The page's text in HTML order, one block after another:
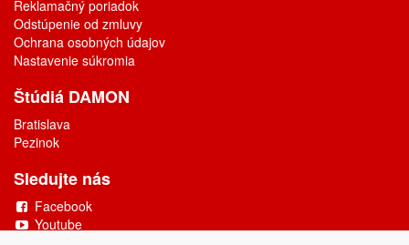
Reklamačný poriadok
Odstúpenie od zmluvy
Ochrana osobných údajov
Nastavenie súkromia
Štúdiá DAMON
Bratislava
Pezinok
Sledujte nás
Facebook
Youtube